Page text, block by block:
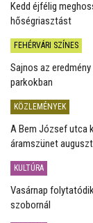
Kedd éjfélig
hőségriasztást
FEHÉRVÁRI SZÍNES
Sajnos az
parkokban
KÖZLEMÉNYEK
A Bem József utca
áramszünet
KULTÚRA
Vasárnap
szobornál